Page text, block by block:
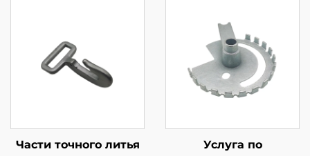
Части точного литья
Услуга по